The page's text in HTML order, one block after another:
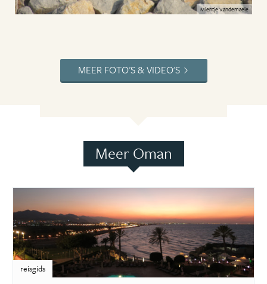
Mientje Vandemaele
MEER FOTO'S & VIDEO'S
Meer Oman
reisgids